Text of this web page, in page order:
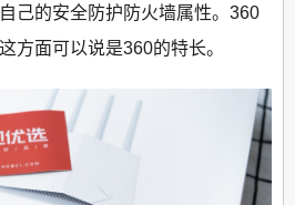
己的安全防护防火墙属性。360
方面可以说是360的特长。